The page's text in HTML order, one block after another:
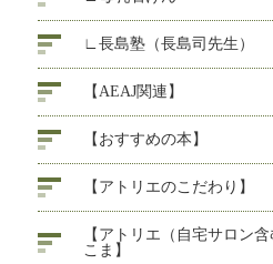
∟長島塾（長島司先生）
【AEAJ関連】
【おすすめの本】
【アトリエのこだわり】
【アトリエ（自宅サロン
こま】